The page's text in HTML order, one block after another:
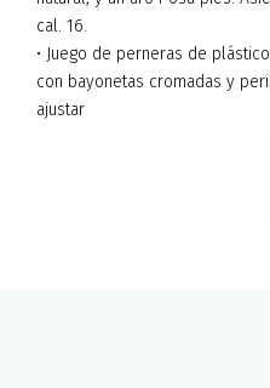
cal. 16.
• Juego de perneras de plástico
con bayonetas cromadas y
ajustar